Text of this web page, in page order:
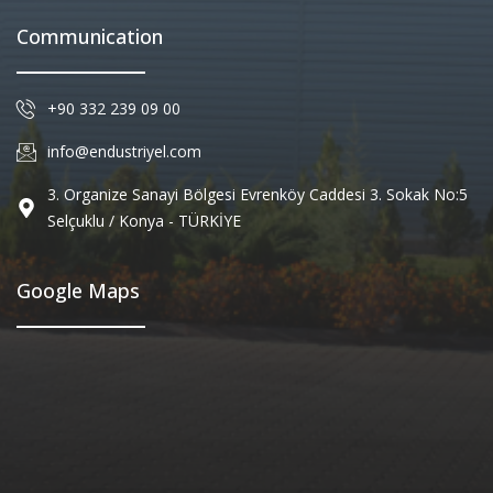
Communication
+90 332 239 09 00
info@endustriyel.com
3. Organize Sanayi Bölgesi Evrenköy Caddesi 3. Sokak No:5
Selçuklu / Konya - TÜRKİYE
Google Maps